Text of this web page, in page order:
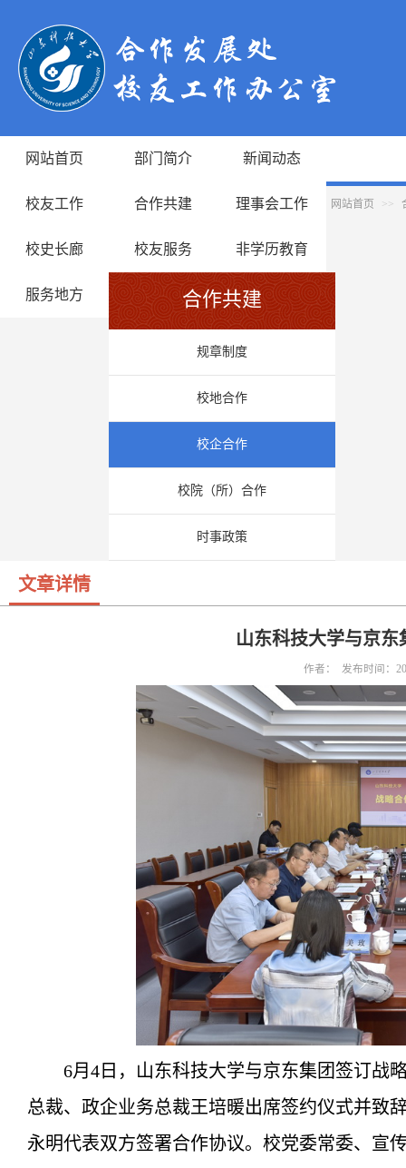
网站首页 部门简介 新闻动态
校友工作 合作共建 理事会工作
校史长廊 校友服务 非学历教育
服务地方
网站首页 >>
合作共建
规章制度
校地合作
校企合作
校院（所）合作
时事政策
文章详情
山东科技大学与京
作者： 发布时间：
6月4日，山东科技大学与京东集团签订战
总裁、政企业务总裁王培暖出席签约仪式并致
永明代表双方签署合作协议。校党委常委、宣